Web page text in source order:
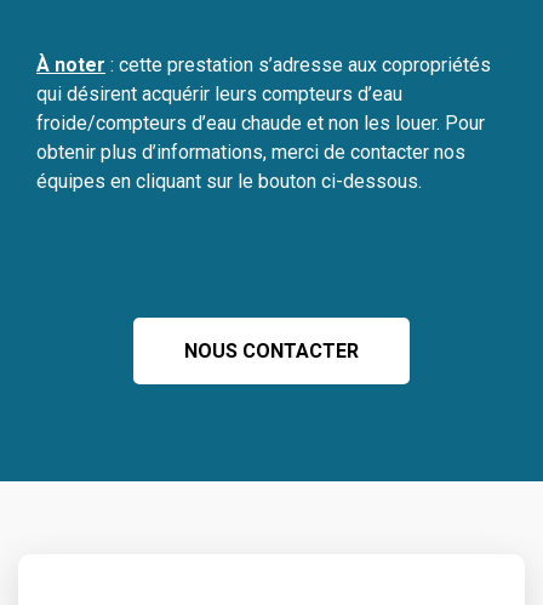
À noter : cette prestation s’adresse aux copropriétés
qui désirent acquérir leurs compteurs d’eau
froide/compteurs d’eau chaude et non les louer. Pour
obtenir plus d’informations, merci de contacter nos
équipes en cliquant sur le bouton ci-dessous.
NOUS CONTACTER